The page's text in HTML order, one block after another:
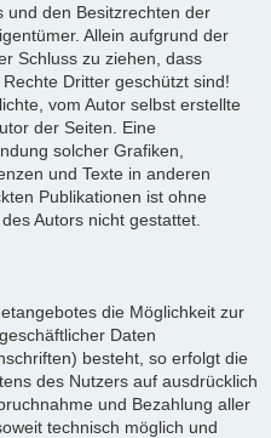
und den Besitzrechten der
Allein aufgrund der
Schluss zu ziehen, dass
Dritter geschützt sind!
vom Autor selbst erstellte
der Seiten. Eine
solcher Grafiken,
und Texte in anderen
Publikationen ist ohne
Autors nicht gestattet.
die Möglichkeit zur
Daten
besteht, so erfolgt die
des Nutzers auf ausdrücklich
und Bezahlung aller
technisch möglich und